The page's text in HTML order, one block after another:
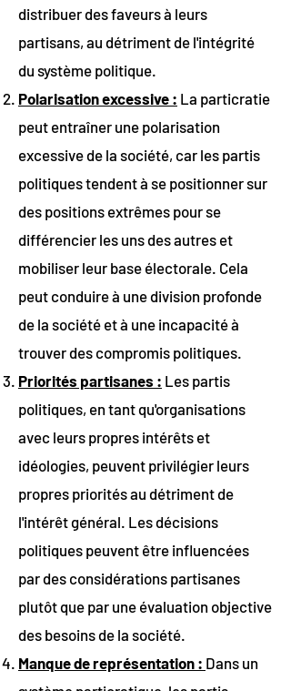
distribuer des faveurs à leurs
partisans, au détriment de l'intégrité
du système politique.
Polarisation excessive : La particratie
peut entraîner une polarisation
excessive de la société, car les partis
politiques tendent à se positionner sur
des positions extrêmes pour se
différencier les uns des autres et
mobiliser leur base électorale. Cela
peut conduire à une division profonde
de la société et à une incapacité à
trouver des compromis politiques.
Priorités partisanes : Les partis
politiques, en tant qu'organisations
avec leurs propres intérêts et
idéologies, peuvent privilégier leurs
propres priorités au détriment de
l'intérêt général. Les décisions
politiques peuvent être influencées
par des considérations partisanes
plutôt que par une évaluation objective
des besoins de la société.
Manque de représentation : Dans un